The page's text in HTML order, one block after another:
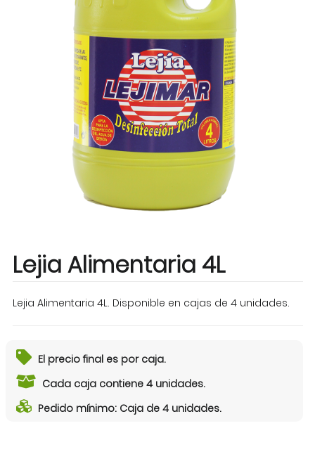
Lejia Alimentaria 4L
Lejia Alimentaria 4L. Disponible en cajas de 4 unidades.
El precio final es por caja.
Cada caja contiene 4 unidades.
Pedido mínimo: Caja de 4 unidades.